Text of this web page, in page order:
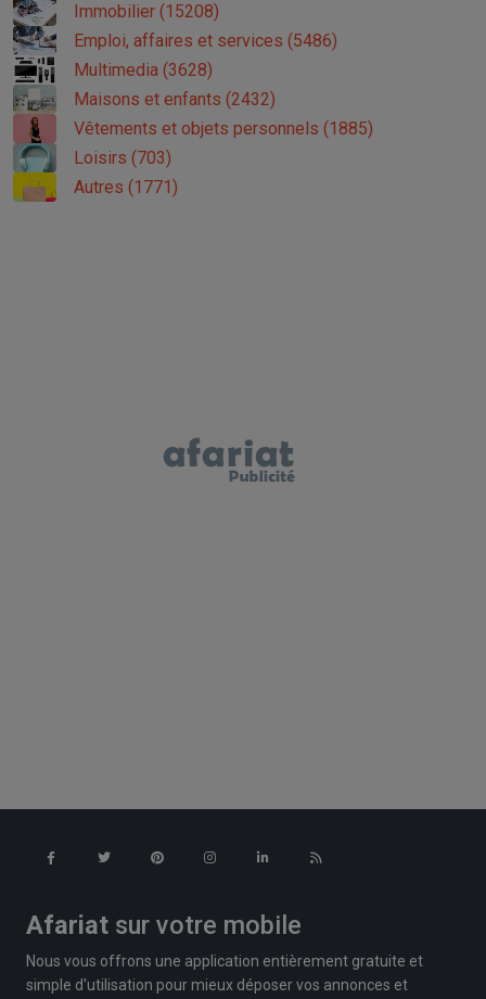
Immobilier (15208)
Emploi, affaires et services (5486)
Multimedia (3628)
Maisons et enfants (2432)
Vêtements et objets personnels (1885)
Loisirs (703)
Autres (1771)
Afariat sur votre mobile
Nous vous offrons une application entièrement gratuite et
simple d'utilisation pour mieux déposer vos annonces et